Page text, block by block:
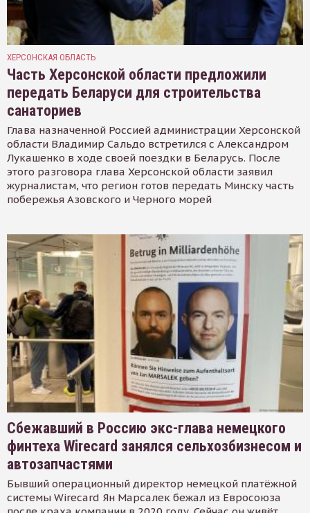
ХЕРСОНСКАЯ ОБЛАСТЬ
Часть Херсонской области предложили
передать Беларуси для строительства
санаториев
Глава назначенной Россией администрации Херсонской
области Владимир Сальдо встретился с Александром
Лукашенко в ходе своей поездки в Беларусь. После
этого разговора глава Херсонской области заявил
журналистам, что регион готов передать Минску часть
побережья Азовского и Черного морей
Сбежавший в Россию экс-глава немецкого
финтеха Wirecard занялся сельхозбизнесом и
автозапчастями
Бывший операционный директор немецкой платёжной
системы Wirecard Ян Марсалек бежал из Евросоюза